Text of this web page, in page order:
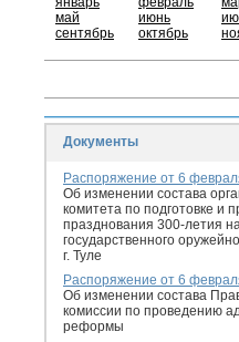
май
сентябрь
июнь
октябрь
Документы
Распоряжение от 6
Об изменении состава
комитета по подготовке и
празднования 300-летия
государственного
г. Туле
Распоряжение от 6
Об изменении состава
комиссии по проведению
реформы